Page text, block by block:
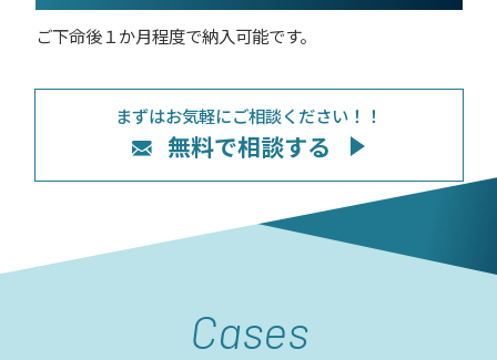
ご下命後１か月程度で納入可能です。
まずはお気軽にご相談ください！！
無料で相談する
Cases